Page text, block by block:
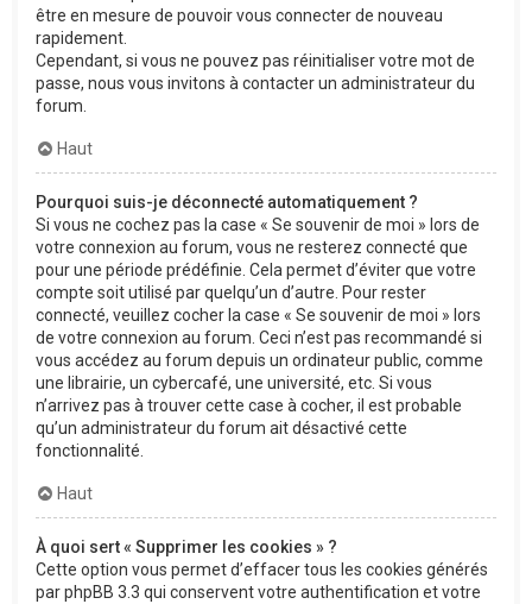
être en mesure de pouvoir vous connecter de nouveau
rapidement.
Cependant, si vous ne pouvez pas réinitialiser votre mot de
passe, nous vous invitons à contacter un administrateur du
forum.
Haut
Pourquoi suis-je déconnecté automatiquement ?
Si vous ne cochez pas la case « Se souvenir de moi » lors de
votre connexion au forum, vous ne resterez connecté que
pour une période prédéfinie. Cela permet d’éviter que votre
compte soit utilisé par quelqu’un d’autre. Pour rester
connecté, veuillez cocher la case « Se souvenir de moi » lors
de votre connexion au forum. Ceci n’est pas recommandé si
vous accédez au forum depuis un ordinateur public, comme
une librairie, un cybercafé, une université, etc. Si vous
n’arrivez pas à trouver cette case à cocher, il est probable
qu’un administrateur du forum ait désactivé cette
fonctionnalité.
Haut
À quoi sert « Supprimer les cookies » ?
Cette option vous permet d’effacer tous les cookies générés
par phpBB 3.3 qui conservent votre authentification et votre